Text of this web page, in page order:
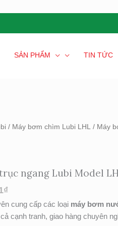
SẢN PHẨM TIN TỨC
/ Máy bơm chìm Lubi LHL / Máy
ngang Lubi Model
₫
cung cấp các loại máy bơm
cạnh tranh, giao hàng chuyên